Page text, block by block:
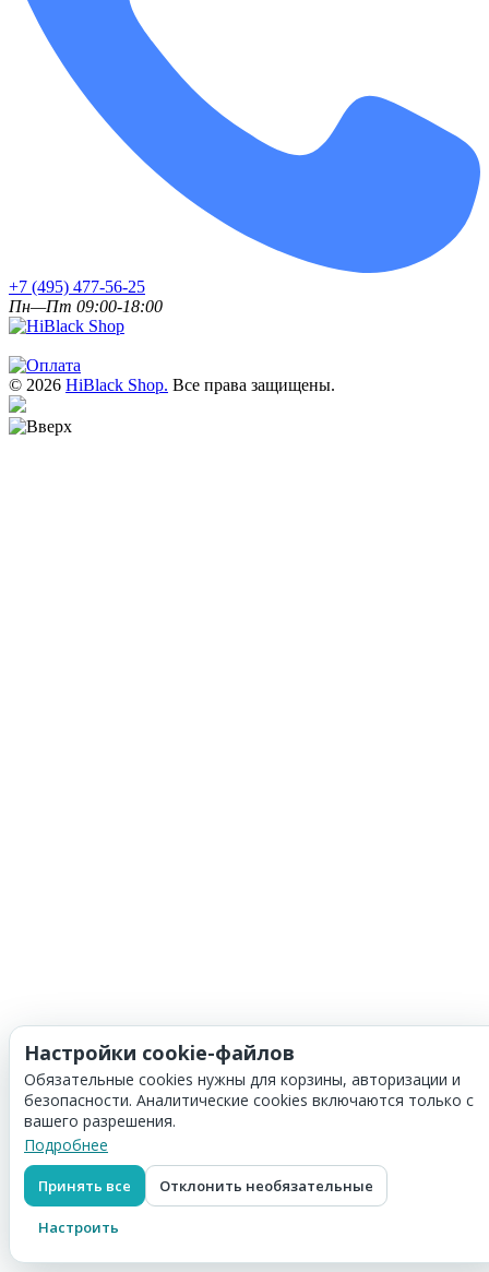
+7 (495) 477-56-25
Пн—Пт 09:00-18:00
© 2026 HiBlack Shop. Все права защищены.
Настройки cookie-файлов
Обязательные cookies нужны для корзины, авторизации и
безопасности. Аналитические cookies включаются только с
вашего разрешения.
Подробнее
Принять все Отклонить необязательные
Настроить